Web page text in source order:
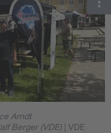
Arndt
Berger (VDE) | VDE